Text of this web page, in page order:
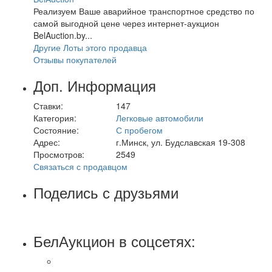
Реализуем Ваше аварийное транспортное средство по
самой выгодной цене через интернет-аукцион
BelAuction.by...
Другие Лоты этого продавца
Отзывы покупателей
Доп. Информация
Ставки:
147
Категория:
Легковые автомобили
Состояние:
С пробегом
Адрес:
г.Минск, ул. Будславская 19-308
Просмотров:
2549
Связаться с продавцом
Поделись с друзьями
БелАукцион в соцсетях: